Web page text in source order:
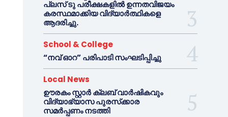
പ്ലസ് ടു പരീക്ഷകളിൽ ഉന്നതവിജയം
കരസ്ഥമാക്കിയ വിദ്യാർത്ഥികളെ
ആദരിച്ചു.
School & College
“നവ് ഓറ” പരിപാടി സംഘടിപ്പിച്ചു
Local News
ഊരകം സ്റ്റാർ ക്ലബ് വാർഷികവും
വിദ്യാഭ്യാസ പുരസ്‌ക്കാര
സമർപ്പണം നടത്തി